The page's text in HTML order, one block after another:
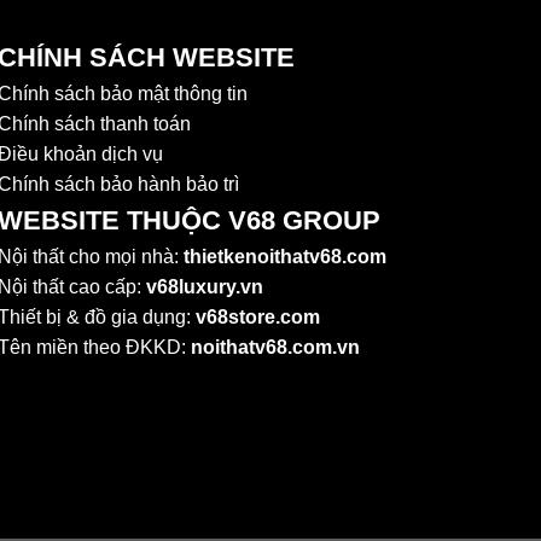
CHÍNH SÁCH WEBSITE
sách bảo mật thông tin
sách thanh toán
khoản dịch vụ
sách bảo hành bảo trì
THUỘC V68 GROUP
Nội thất cho mọi nhà: thietkenoithatv68.com
Nội thất cao cấp: v68luxury.vn
bị & đồ gia dụng: v68store.com
miền theo ĐKKD: noithatv68.com.vn